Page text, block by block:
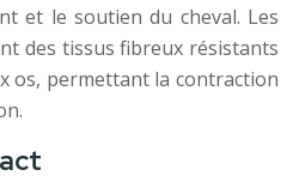
et le soutien du cheval. Les
des tissus fibreux résistants
os, permettant la contraction